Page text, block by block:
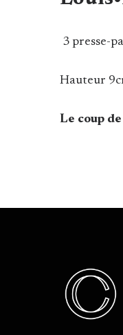
3 presse-
Hauteur
Le coup